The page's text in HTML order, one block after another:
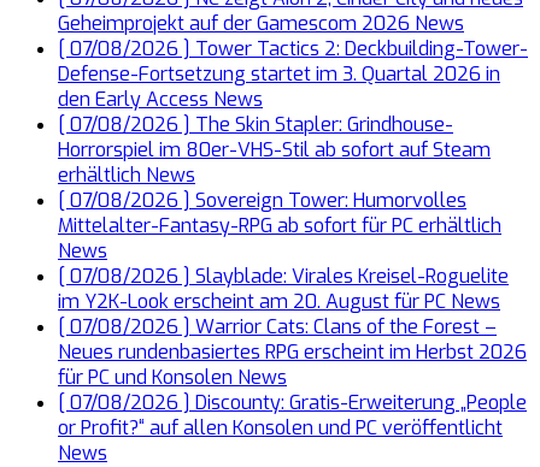
Geheimprojekt auf der Gamescom 2026 News
[ 07/08/2026 ] Tower Tactics 2: Deckbuilding-Tower-
Defense-Fortsetzung startet im 3. Quartal 2026 in
den Early Access News
[ 07/08/2026 ] The Skin Stapler: Grindhouse-
Horrorspiel im 80er-VHS-Stil ab sofort auf Steam
erhältlich News
[ 07/08/2026 ] Sovereign Tower: Humorvolles
Mittelalter-Fantasy-RPG ab sofort für PC erhältlich
News
[ 07/08/2026 ] Slayblade: Virales Kreisel-Roguelite
im Y2K-Look erscheint am 20. August für PC News
[ 07/08/2026 ] Warrior Cats: Clans of the Forest –
Neues rundenbasiertes RPG erscheint im Herbst 2026
für PC und Konsolen News
[ 07/08/2026 ] Discounty: Gratis-Erweiterung „People
or Profit?“ auf allen Konsolen und PC veröffentlicht
News